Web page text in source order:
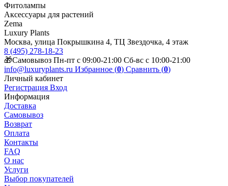
Фитолампы
Аксессуары для растений
Zema
Luxury Plants
Москва, улица Покрышкина 4, ТЦ Звездочка, 4 этаж
8 (495) 278-18-23
🎁Самовывоз Пн-пт с 09:00-21:00 Сб-вс с 10:00-21:00
info@luxuryplants.ru Избранное (0) Сравнить (0)
Личный кабинет
Регистрация Вход
Информация
Доставка
Самовывоз
Возврат
Оплата
Контакты
FAQ
О нас
Услуги
Выбор покупателей